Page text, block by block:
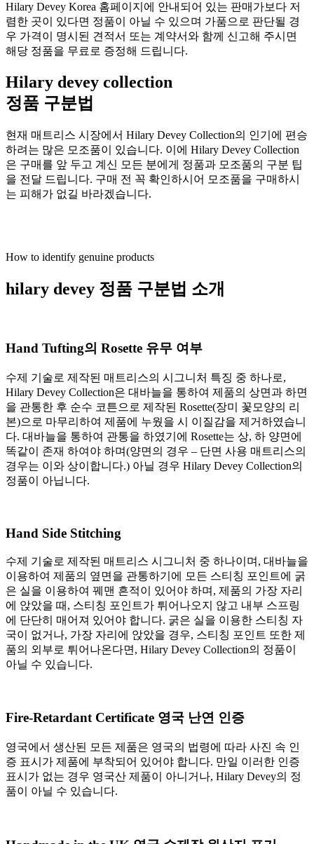
Hilary Devey Korea 홈페이지에 안내되어 있는 판매가보다 저
렴한 곳이 있다면 정품이 아닐 수 있으며 가품으로 판단될 경
우 가격이 명시된 견적서 또는 계약서와 함께 신고해 주시면
해당 정품을 무료로 증정해 드립니다.
Hilary devey collection
정품 구분법
현재 매트리스 시장에서 Hilary Devey Collection의 인기에 편승
하려는 많은 모조품이 있습니다. 이에 Hilary Devey Collection
은 구매를 앞 두고 계신 모든 분에게 정품과 모조품의 구분 팁
을 전달 드립니다. 구매 전 꼭 확인하시어 모조품을 구매하시
는 피해가 없길 바라겠습니다.
How to identify genuine products
hilary devey 정품 구분법 소개
Hand Tufting의 Rosette 유무 여부
수제 기술로 제작된 매트리스의 시그니처 특징 중 하나로,
Hilary Devey Collection은 대바늘을 통하여 제품의 상면과 하면
을 관통한 후 순수 코튼으로 제작된 Rosette(장미 꽃모양의 리
본)으로 마무리하여 제품에 누웠을 시 이질감을 제거하였습니
다. 대바늘을 통하여 관통을 하였기에 Rosette는 상, 하 양면에
똑같이 존재 하여야 하며(양면의 경우 – 단면 사용 매트리스의
경우는 이와 상이합니다.) 아닐 경우 Hilary Devey Collection의
정품이 아닙니다.
Hand Side Stitching
수제 기술로 제작된 매트리스 시그니처 중 하나이며, 대바늘을
이용하여 제품의 옆면을 관통하기에 모든 스티칭 포인트에 굵
은 실을 이용하여 꿰맨 흔적이 있어야 하며, 제품의 가장 자리
에 앉았을 때, 스티칭 포인트가 튀어나오지 않고 내부 스프링
에 단단히 매어져 있어야 합니다. 굵은 실을 이용한 스티칭 자
국이 없거나, 가장 자리에 앉았을 경우, 스티칭 포인트 또한 제
품의 외부로 튀어나온다면, Hilary Devey Collection의 정품이
아닐 수 있습니다.
Fire-Retardant Certificate 영국 난연 인증
영국에서 생산된 모든 제품은 영국의 법령에 따라 사진 속 인
증 표시가 제품에 부착되어 있어야 합니다. 만일 이러한 인증
표시가 없는 경우 영국산 제품이 아니거나, Hilary Devey의 정
품이 아닐 수 있습니다.